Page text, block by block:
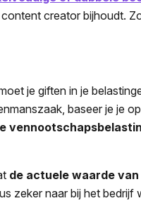
creator bijhoudt.
je giften in je
baseer je je
de actuele waarde
zeker naar bij het